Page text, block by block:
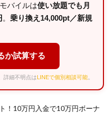
バイルは使い放題でも月
。 乗り換え14,000pt／新規
か試算する
詳細不明点はLINEで個別相談可能
！10万円入金で10万円ボーナ